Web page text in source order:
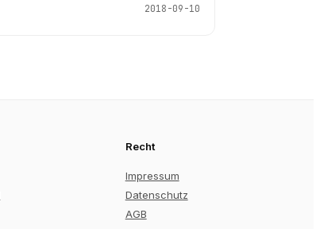
2018-09-10
Recht
Impressum
Datenschutz
AGB